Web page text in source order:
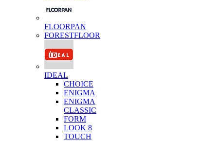
FLOORPAN
FORESTFLOOR
IDEAL
CHOICE
ENIGMA
ENIGMA
CLASSIC
FORM
LOOK 8
TOUCH